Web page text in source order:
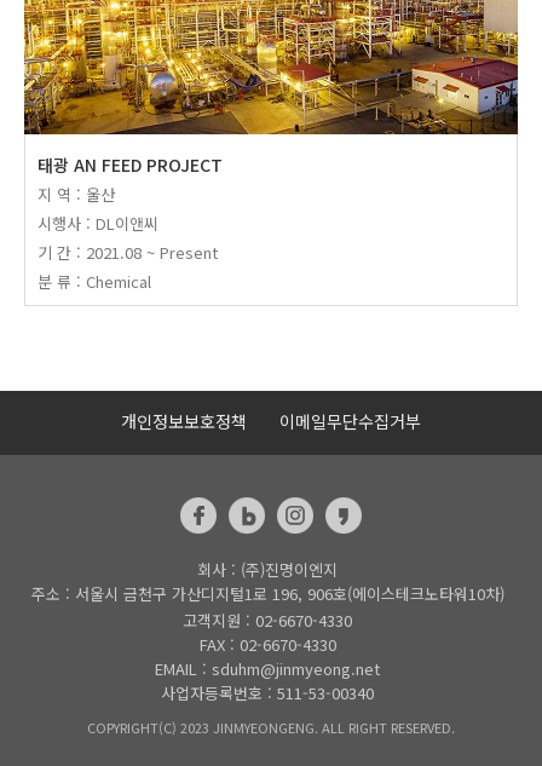
태광 AN FEED PROJECT
지 역 : 울산
시행사 : DL이앤씨
기 간 : 2021.08 ~ Present
분 류 : Chemical
개인정보보호정책 이메일무단수집거부
회사 : (주)진명이엔지
주소 : 서울시 금천구 가산디지털1로 196, 906호(에이스테크노타워10차)
고객지원 : 02-6670-4330
FAX : 02-6670-4330
EMAIL : sduhm@jinmyeong.net
사업자등록번호 : 511-53-00340
COPYRIGHT(C) 2023 JINMYEONGENG. ALL RIGHT RESERVED.